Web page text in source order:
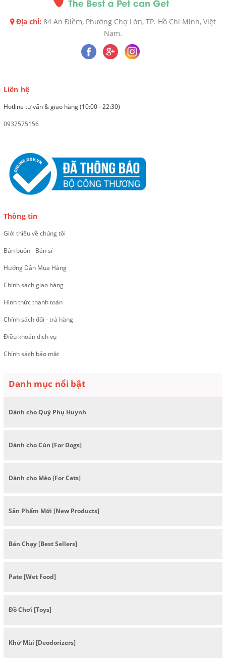
Địa chỉ: 84 An Điềm, Phường Chợ Lớn, TP. Hồ Chí Minh, Việt
Nam.
Liên hệ
Hotline tư vấn & giao hàng (10:00 - 22:30)
0937575156
Thông tin
Giới thiệu về chúng tôi
Bán buôn - Bán sỉ
Hướng Dẫn Mua Hàng
Chính sách giao hàng
Hình thức thanh toán
Chính sách đổi - trả hàng
Điều khoản dịch vụ
Chính sách bảo mật
Danh mục nổi bật
Dành cho Quý Phụ Huynh
Dành cho Cún [For Dogs]
Dành cho Mèo [For Cats]
Sản Phẩm Mới [New Products]
Bán Chạy [Best Sellers]
Pate [Wet Food]
Đồ Chơi [Toys]
Khử Mùi [Deodorizers]